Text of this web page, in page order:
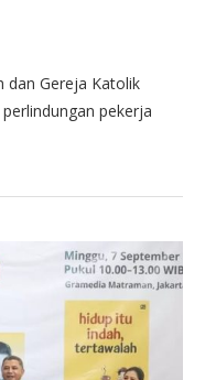
dan Gereja Katolik
pekerja